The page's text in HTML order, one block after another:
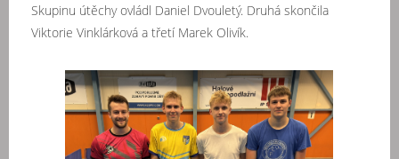
Skupinu útěchy ovládl Daniel Dvouletý. Druhá skončila
Viktorie Vinklárková a třetí Marek Olivík.